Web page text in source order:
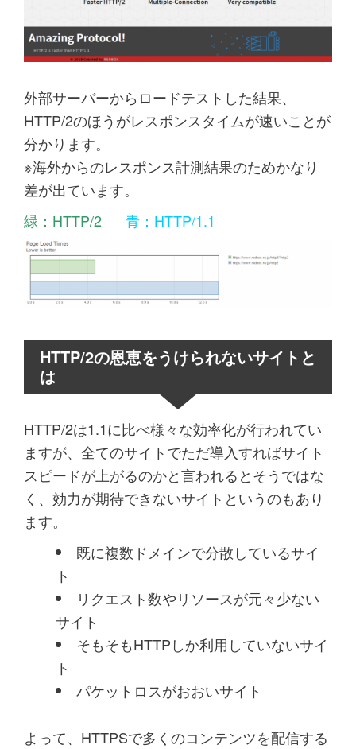
外部サーバーからロードテストした結果、
HTTP/2のほうがレスポンスタイムが速いことが
分かります。
※海外からのレスポンス計測結果のためかなり
差が出ています。
緑：HTTP/2
青：HTTP/1.1
HTTP/2の恩恵をうけられないサイトと
は
HTTP/2は1.1に比べ様々な効率化が行われてい
ますが、全てのサイトでただ導入すればサイト
スピードが上がるのかと言われるとそうではな
く、効力が期待できないサイトというのもあり
ます。
既に複数ドメインで分散しているサイ
ト
リクエスト数やリソースが元々少ない
サイト
そもそもHTTPしか利用していないサイ
ト
パケットロスがおおいサイト
よって、HTTPSで多くのコンテンツを配信する